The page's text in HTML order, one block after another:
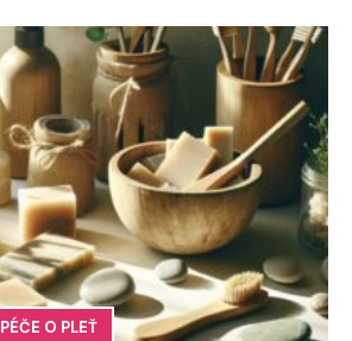
PÉČE O PLEŤ